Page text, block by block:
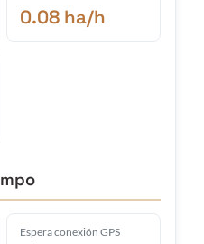
0.08 ha/h
Espera conexión GPS